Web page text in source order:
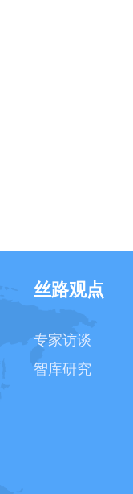
丝路观点
专家访谈
智库研究